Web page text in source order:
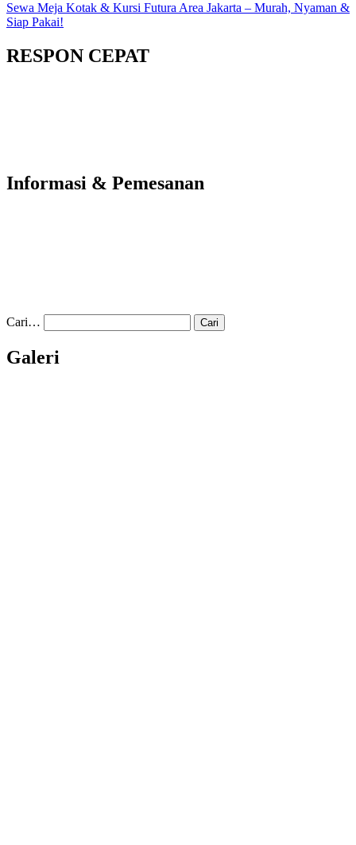
Sewa Meja Kotak & Kursi Futura Area Jakarta – Murah, Nyaman &
Siap Pakai!
RESPON CEPAT
Informasi & Pemesanan
Cari…
Galeri